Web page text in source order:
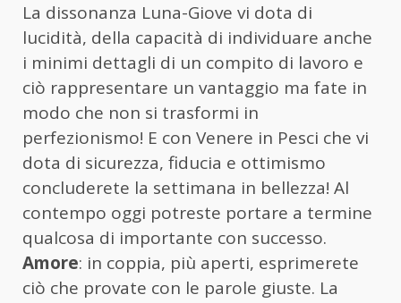
La dissonanza Luna-Giove vi dota di
lucidità, della capacità di individuare anche
i minimi dettagli di un compito di lavoro e
ciò rappresentare un vantaggio ma fate in
modo che non si trasformi in
perfezionismo! E con Venere in Pesci che vi
dota di sicurezza, fiducia e ottimismo
concluderete la settimana in bellezza! Al
contempo oggi potreste portare a termine
qualcosa di importante con successo.
Amore: in coppia, più aperti, esprimerete
ciò che provate con le parole giuste. La